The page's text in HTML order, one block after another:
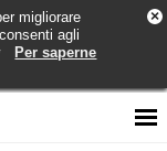
migliorare
agli
Per saperne
×